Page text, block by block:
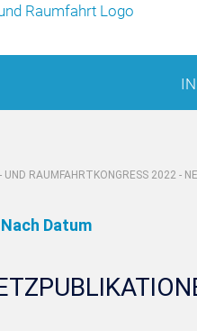
UND RAUMFAHRTKONGRESS 2022 -
Nach Datum